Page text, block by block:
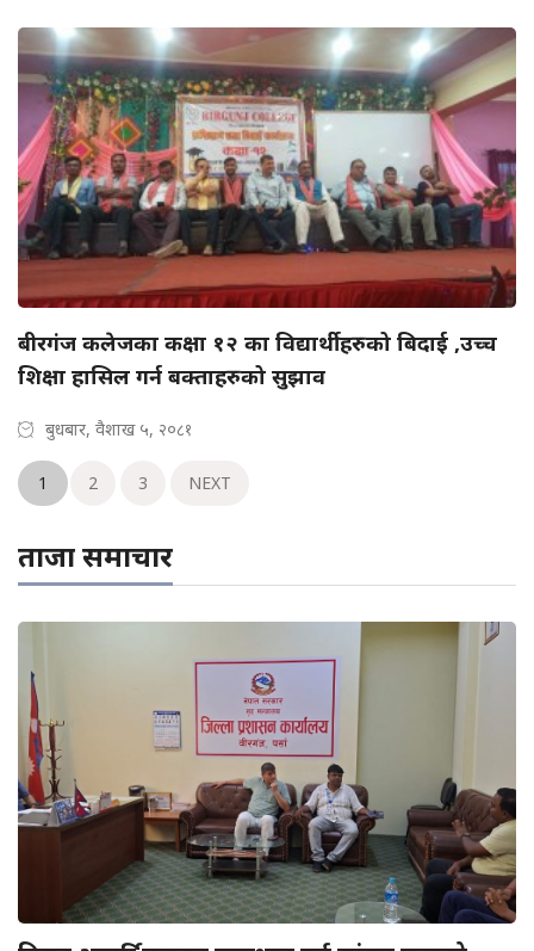
बीरगंज कलेजका कक्षा १२ का विद्यार्थीहरुको बिदाई ,उच्च
शिक्षा हासिल गर्न बक्ताहरुको सुझाव
बुधबार, वैशाख ५, २०८१
1 2 3 NEXT
ताजा समाचार